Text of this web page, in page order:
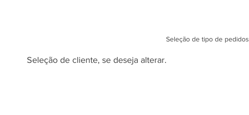
Seleção de tipo de pedidos
Seleção de cliente, se deseja alterar.